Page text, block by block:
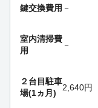
鍵交換費用 －
室内清掃費
用
－
２台目駐車
場(1ヵ月)
2,640円